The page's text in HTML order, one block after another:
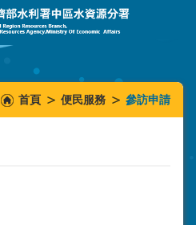
首頁 便民服務 參訪申請